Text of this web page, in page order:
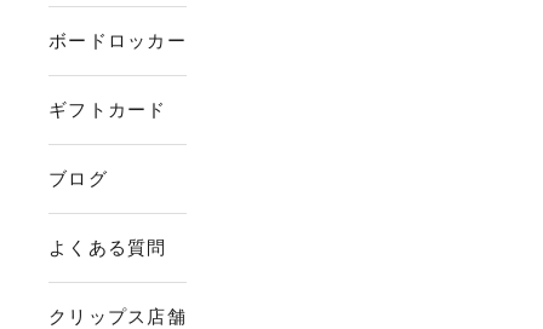
ボードロッカー
ギフトカード
ブログ
よくある質問
クリップス店舗